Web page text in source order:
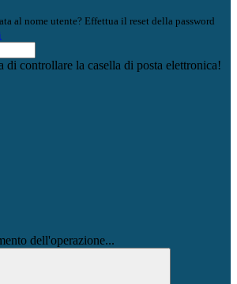
al nome utente? Effettua il reset della password
di controllare la casella di posta elettronica!
dell'operazione...